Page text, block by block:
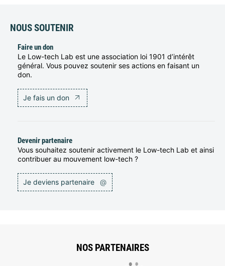
NOUS SOUTENIR
Faire un don
Le Low-tech Lab est une association loi 1901 d’intérêt
général. Vous pouvez soutenir ses actions en faisant un
don.
Je fais un don
Devenir partenaire
Vous souhaitez soutenir activement le Low-tech Lab et ainsi
contribuer au mouvement low-tech ?
Je deviens partenaire @
NOS PARTENAIRES